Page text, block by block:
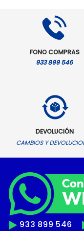
FONO COMPRAS
933 899 546
DEVOLUCIÓN
CAMBIOS Y
933 899 546